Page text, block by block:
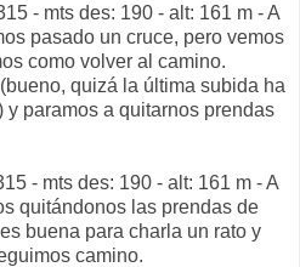
- mts des: 190 - alt: 161 m - A
pasado un cruce, pero vemos
como volver al camino.
quizá la última subida ha
paramos a quitarnos prendas
- mts des: 190 - alt: 161 m - A
quitándonos las prendas de
buena para charla un rato y
camino.